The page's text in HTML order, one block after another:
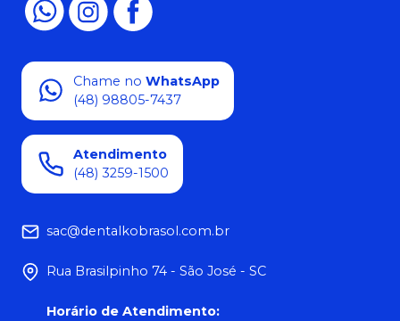
Chame no WhatsApp
(48) 98805-7437
Atendimento
(48) 3259-1500
sac@dentalkobrasol.com.br
Rua Brasilpinho 74 - São José - SC
Horário de Atendimento: